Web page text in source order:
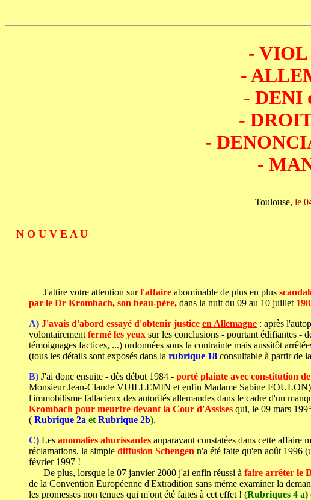
- VIOL
-
- DENI
-
-
-
Toulouse, le
N O U V E A U
J'attire votre attention surl'affaire abominable de plus en plus
par le Dr Krombach, son beau-père, dans la nuit du 09 au 10 juillet
A) J'avais d'abord essayé d'obtenir justice en Allemagne : après
volontairement fermé les yeux sur les conclusions - pourtant édifiantes -
témoignages factices, ...) ordonnées sous la contrainte mais aussitôt
(tous les détails sont exposés dans la rubrique 18 consultable à partir de
B) J'ai donc ensuite - dès début 1984 - porté plainte avec constitution
Monsieur Jean-Claude VUILLEMIN et enfin Madame Sabine
l'immobilisme fallacieux des autorités allemandes dans le cadre d'un
Krombach pour meurtre devant la Cour d'Assises qui, le 09 mars
( Rubrique 2a et Rubrique 2b).
C) Les anomalies ahurissantes auparavant constatées dans cette affaire
réclamations, la simple diffusion Schengen n'a été faite qu'en août 1996
février 1997 !
De plus, lorsque le 07 janvier 2000 j'ai enfin réussi à faire arrêter le
de la Convention Européenne d'Extradition sans même examiner la
les promesses non tenues qui m'ont été faites à cet effet ! (Rubriques 4 a)